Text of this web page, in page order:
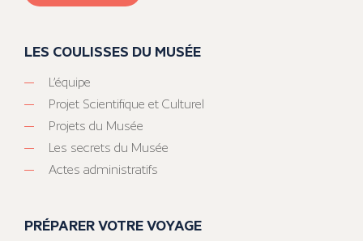
LES COULISSES DU MUSÉE
L’équipe
Projet Scientifique et Culturel
Projets du Musée
Les secrets du Musée
Actes administratifs
PRÉPARER VOTRE VOYAGE